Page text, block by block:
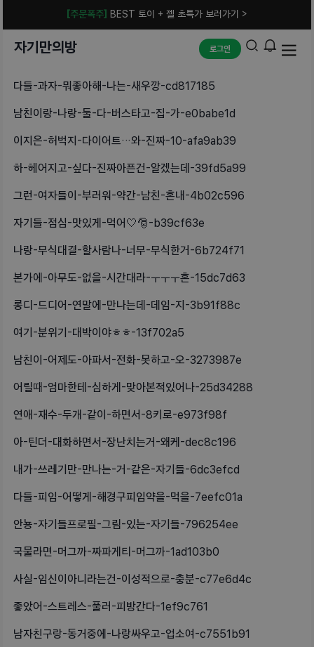
[주문폭주] BEST 토이 + 젤 초특가 보러가기 >
자기만의방 로그인
다들-과자-뭐좋아해-나는-새우깡-cd817185
남친이랑-나랑-둘-다-버스타고-집-가-e0babe1d
이지은-허벅지-다이어트…와-진짜-10-afa9ab39
하-헤어지고-싶다-진짜아픈건-알겠는데-39fd5a99
그런-여자들이-부러워-약간-남친-혼내-4b02c596
자기들-점심-맛있게-먹어🤍🎅-b39cf63e
나랑-무식대결-할사람나-너무-무식한거-6b724f71
본가에-아무도-없을-시간대라-ㅜㅜㅜ혼-15dc7d63
롱디-드디어-연말에-만나는데-데임-지-3b91f88c
여기-분위기-대박이야ㅎㅎ-13f702a5
남친이-어제도-아파서-전화-못하고-오-3273987e
어릴때-엄마한테-심하게-맞아본적있어나-25d34288
연애-재수-두개-같이-하면서-8키로-e973f98f
아-틴더-대화하면서-장난치는거-왜케-dec8c196
내가-쓰레기만-만나는-거-같은-자기들-6dc3efcd
다들-피임-어떻게-해경구피임약을-먹을-7eefc01a
안뇽-자기들프로필-그림-있는-자기들-796254ee
국물라면-머그까-짜파게티-머그까-1ad103b0
사실-임신이아니라는건-이성적으로-충분-c77e6d4c
좋았어-스트레스-풀러-피방간다-1ef9c761
남자친구랑-동거중에-나랑싸우고-업소여-c7551b91